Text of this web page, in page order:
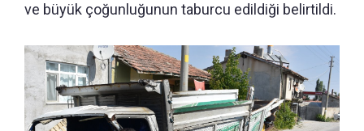
ve büyük çoğunluğunun taburcu edildiği belirtildi.